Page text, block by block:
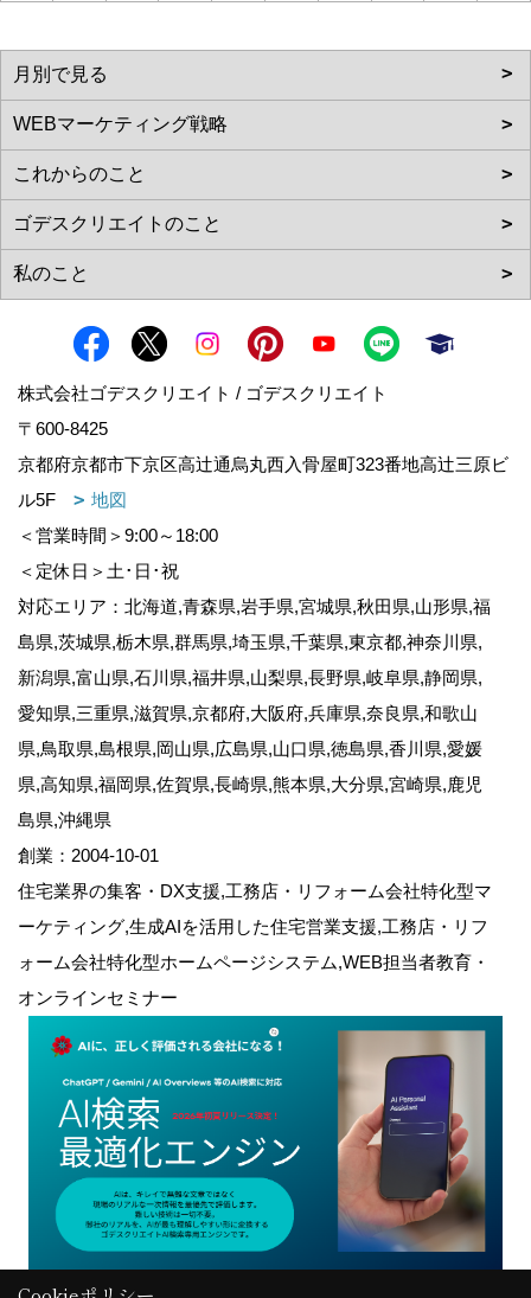
株式会社ゴデスクリエイト / ゴデスクリエイト
〒600-8425
京都府京都市下京区高辻通烏丸西入骨屋町323番地高辻三原ビ
ル5F
地図
＜営業時間＞9:00～18:00
＜定休日＞土･日･祝
対応エリア：北海道,青森県,岩手県,宮城県,秋田県,山形県,福
島県,茨城県,栃木県,群馬県,埼玉県,千葉県,東京都,神奈川県,
新潟県,富山県,石川県,福井県,山梨県,長野県,岐阜県,静岡県,
愛知県,三重県,滋賀県,京都府,大阪府,兵庫県,奈良県,和歌山
県,鳥取県,島根県,岡山県,広島県,山口県,徳島県,香川県,愛媛
県,高知県,福岡県,佐賀県,長崎県,熊本県,大分県,宮崎県,鹿児
島県,沖縄県
創業：2004-10-01
住宅業界の集客・DX支援,工務店・リフォーム会社特化型マ
ーケティング,生成AIを活用した住宅営業支援,工務店・リフ
ォーム会社特化型ホームページシステム,WEB担当者教育・
オンラインセミナー